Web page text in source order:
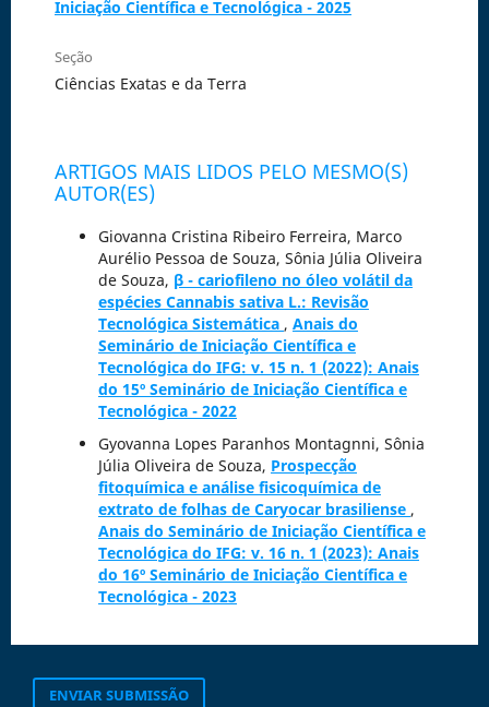
Iniciação Científica e Tecnológica - 2025
Seção
Ciências Exatas e da Terra
ARTIGOS MAIS LIDOS PELO MESMO(S)
AUTOR(ES)
Giovanna Cristina Ribeiro Ferreira, Marco
Aurélio Pessoa de Souza, Sônia Júlia Oliveira
de Souza, β - cariofileno no óleo volátil da
espécies Cannabis sativa L.: Revisão
Tecnológica Sistemática , Anais do
Seminário de Iniciação Científica e
Tecnológica do IFG: v. 15 n. 1 (2022): Anais
do 15º Seminário de Iniciação Científica e
Tecnológica - 2022
Gyovanna Lopes Paranhos Montagnni, Sônia
Júlia Oliveira de Souza, Prospecção
fitoquímica e análise fisicoquímica de
extrato de folhas de Caryocar brasiliense ,
Anais do Seminário de Iniciação Científica e
Tecnológica do IFG: v. 16 n. 1 (2023): Anais
do 16º Seminário de Iniciação Científica e
Tecnológica - 2023
ENVIAR SUBMISSÃO